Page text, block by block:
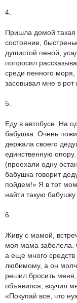
4.
Пришла домой такая
состояние,
душистой пеной,
попросил
среди пенного моря,
засовывал мне в рот
5.
Еду в автобусе. На
бабушка. Очень
держала своего
единственную
(проехали одну
бабушка говорит
пойдем!» Я в тот
найти такую
6.
Живу с мамой,
моя мама заболела.
а еще много средств
любимому, а он
решил бросить
объявился, всучил
«Покупай все, что